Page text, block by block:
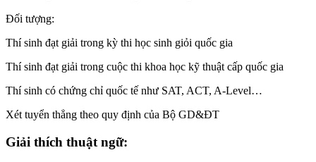
Đối tượng:
Thí sinh đạt giải trong kỳ thi học sinh giỏi quốc gia
Thí sinh đạt giải trong cuộc thi khoa học kỹ thuật cấp quốc gia
Thí sinh có chứng chỉ quốc tế như SAT, ACT, A-Level…
Xét tuyển thẳng theo quy định của Bộ GD&ĐT
Giải thích thuật ngữ: